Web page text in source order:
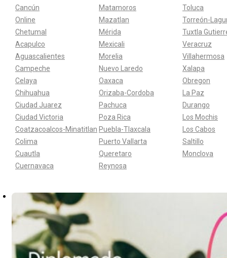
Cancún
Online
Chetumal
Acapulco
Aguascalientes
Campeche
Celaya
Chihuahua
Ciudad Juarez
Ciudad Victoria
Coatzacoalcos-Minatitlan
Colima
Cuautla
Cuernavaca
Matamoros
Mazatlan
Mérida
Mexicali
Morelia
Nuevo Laredo
Oaxaca
Orizaba-Cordoba
Pachuca
Poza Rica
Puebla-Tlaxcala
Puerto Vallarta
Queretaro
Reynosa
Toluca
Torreón-
Tuxtla
Veracruz
Villahermosa
Xalapa
Obregon
La Paz
Durango
Los Mochis
Los Cabos
Saltillo
Monclova